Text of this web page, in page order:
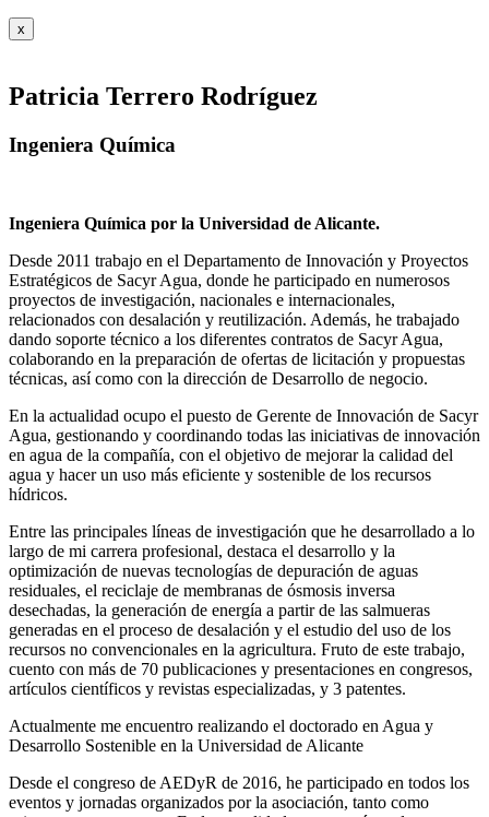
x
Patricia Terrero Rodríguez
Ingeniera Química
Ingeniera Química por la Universidad de Alicante.
Desde 2011 trabajo en el Departamento de Innovación y Proyectos
Estratégicos de Sacyr Agua, donde he participado en numerosos
proyectos de investigación, nacionales e internacionales,
relacionados con desalación y reutilización. Además, he trabajado
dando soporte técnico a los diferentes contratos de Sacyr Agua,
colaborando en la preparación de ofertas de licitación y propuestas
técnicas, así como con la dirección de Desarrollo de negocio.
En la actualidad ocupo el puesto de Gerente de Innovación de Sacyr
Agua, gestionando y coordinando todas las iniciativas de innovación
en agua de la compañía, con el objetivo de mejorar la calidad del
agua y hacer un uso más eficiente y sostenible de los recursos
hídricos.
Entre las principales líneas de investigación que he desarrollado a lo
largo de mi carrera profesional, destaca el desarrollo y la
optimización de nuevas tecnologías de depuración de aguas
residuales, el reciclaje de membranas de ósmosis inversa
desechadas, la generación de energía a partir de las salmueras
generadas en el proceso de desalación y el estudio del uso de los
recursos no convencionales en la agricultura. Fruto de este trabajo,
cuento con más de 70 publicaciones y presentaciones en congresos,
artículos científicos y revistas especializadas, y 3 patentes.
Actualmente me encuentro realizando el doctorado en Agua y
Desarrollo Sostenible en la Universidad de Alicante
Desde el congreso de AEDyR de 2016, he participado en todos los
eventos y jornadas organizados por la asociación, tanto como